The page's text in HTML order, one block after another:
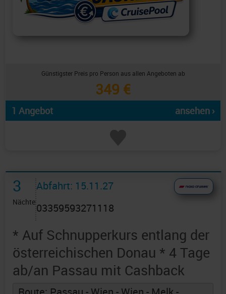
Günstigster Preis pro Person aus allen Angeboten ab
349 €
1 Angebot ansehen ›
3
Nächte
Abfahrt: 15.11.27
03359593271118
* Auf Schnupperkurs entlang der
österreichischen Donau * 4 Tage
ab/an Passau mit Cashback